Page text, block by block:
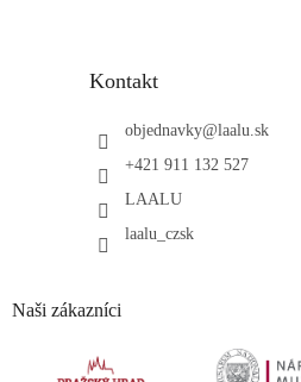
Kontakt
objednavky@laalu.sk
+421 911 132 527
LAALU
laalu_czsk
Naši zákazníci